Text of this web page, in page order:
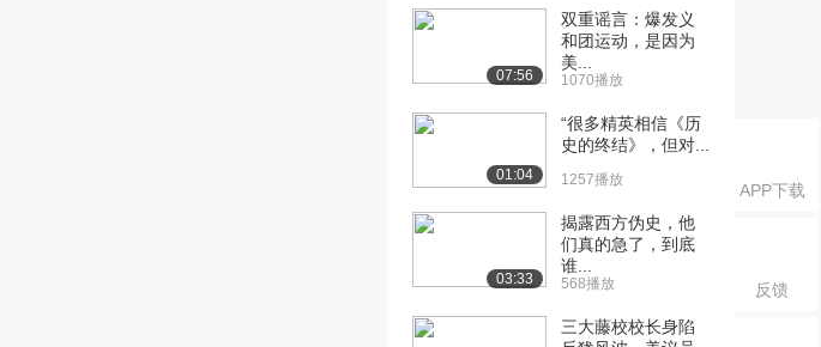
APP下载
反馈
慧吗？（上...
1382播放
[18] 9.“在商言商”真的是智
1151播放
[19] 10.“人算”不如参考“天
1655播放
[20] 10.“人算”不如参考“天
1835播放
07:56
双重谣言：爆发义
和团运动，是因为
美...
1070播放
01:04
“很多精英相信《历
史的终结》，但对...
1257播放
03:33
揭露西方伪史，他
们真的急了，到底
谁...
568播放
三大藤校校长身陷